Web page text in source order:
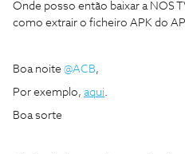
Onde posso então baixar a NOS
como extrair o ficheiro APK do
Boa noite @ACB,
Por exemplo, aqui.
Boa sorte